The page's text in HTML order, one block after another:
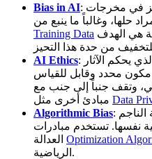
Bias in AI: يمثل هذا الخطأ المنهجي أو التحيز في مخرجات
حلها، وغالباً ما ينبع من
Training Data
AI Ethics: هذا هو المجال الفلسفي الشامل الذي يحكم الآثار
مكون محدد وقابل للقياس
وتقف جنباً إلى جنب مع
Data
Algorithmic Bias: يشير هذا تحديداً إلى عدم العدالة الناجم
نفسها. تستخدم مبادرات
Optimization
الرياضية.